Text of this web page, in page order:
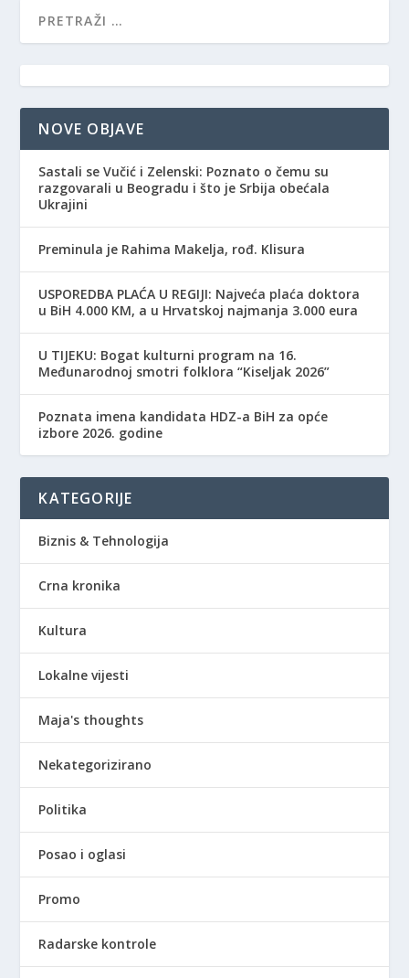
NOVE OBJAVE
Sastali se Vučić i Zelenski: Poznato o čemu su
razgovarali u Beogradu i što je Srbija obećala
Ukrajini
Preminula je Rahima Makelja, rođ. Klisura
USPOREDBA PLAĆA U REGIJI: Najveća plaća doktora
u BiH 4.000 KM, a u Hrvatskoj najmanja 3.000 eura
​U TIJEKU: Bogat kulturni program na 16.
Međunarodnoj smotri folklora “Kiseljak 2026”
Poznata imena kandidata HDZ-a BiH za opće
izbore 2026. godine
KATEGORIJE
Biznis & Tehnologija
Crna kronika
Kultura
Lokalne vijesti
Maja's thoughts
Nekategorizirano
Politika
Posao i oglasi
Promo
Radarske kontrole